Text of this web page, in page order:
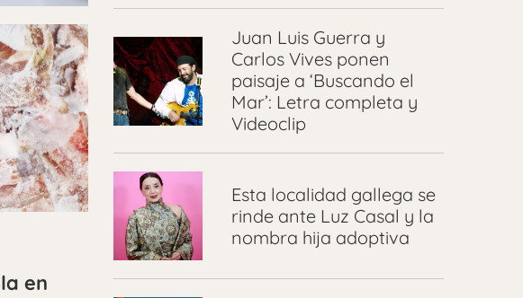
en
Juan Luis Guerra y
Carlos Vives ponen
paisaje a ‘Buscando el
Mar’: Letra completa y
Videoclip
Esta localidad gallega se
rinde ante Luz Casal y la
nombra hija adoptiva